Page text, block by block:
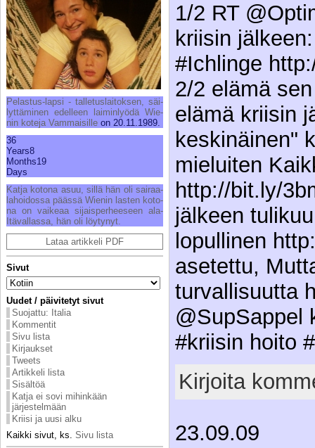
Pe­las­tus-lap­si - tal­le­tus­lai­tok­sen, säi­
lyt­tä­mi­nen edel­leen lai­min­lyö­dä Wie­
nin ko­te­ja Vam­mai­sil­le on 20.11.1989.
36
Years8
Months19
Days
Kat­ja ko­to­na asuu, sil­lä hän oli sai­raa­
la­hoi­dos­sa pääs­sä Wie­nin las­ten ko­to­
na on vai­ke­aa si­jais­per­hee­seen ala-
Itä­val­las­sa, hän oli löy­ty­nyt.
Lataa artikkeli PDF
Sivut
Uudet / päivitetyt sivut
Suojattu: Italia
Kommentit
Sivu lista
Kirjaukset
Tweets
Artikkeli lista
Sisältöä
Katja ei sovi mihinkään
järjestelmään
Kriisi ja uusi alku
Kaikki sivut, ks. Sivu lista
1/2 RT
kriisin
#Ichlinge
2/2 elämä
elämä kriisin
keskinäinen"
mieluiten
http://bit.ly/
jälkeen
lopullinen
asetettu,
turvallisuutta
@SupSappel
#kriisin hoito
Kirjoita
23.09.09